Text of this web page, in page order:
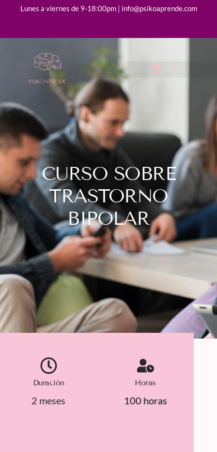
Lunes a viernes de 9-18:00pm | info@psikoaprende.com
CURSO SOBRE
TRASTORNO
BIPOLAR
Duración
2 meses
Horas
100 horas